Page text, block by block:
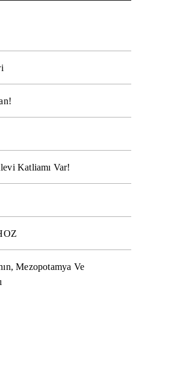
Katliamı Var!
Mezopotamya Ve